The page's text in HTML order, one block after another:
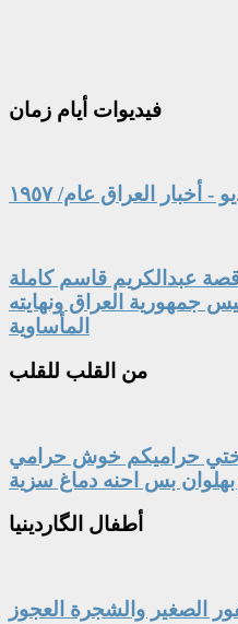
فيديوات أيام زمان
- أخبار العراق عام/ ١٩٥٧
عبدالكريم قاسم كاملة
جمهورية العراق ونهايته
المأساوية
من القلب للقلب
حراميكم خوش حرامي
أطفال الگاردينيا
الصغير والشجرة العجوز